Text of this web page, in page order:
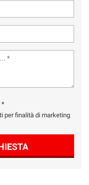
*
per finalità di marketing